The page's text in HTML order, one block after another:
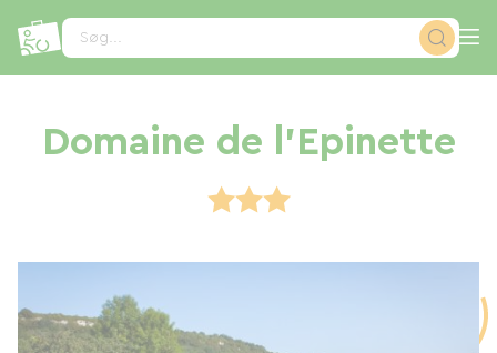
Søg...
Domaine de l'Epinette
CCookie-styringspanel